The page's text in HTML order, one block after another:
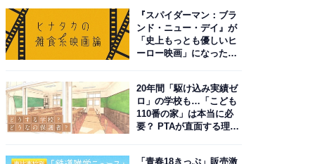
『スパイダーマン：ブラ
ンド・ニュー・デイ』が
「史上もっとも優しいヒ
ーロー映画」になった理
20年間「駆け込み実績ゼ
ロ」の学校も…「こども
110番の家」は本当に必
要？ PTAが直面する理想
「青春18きっぷ」販売激